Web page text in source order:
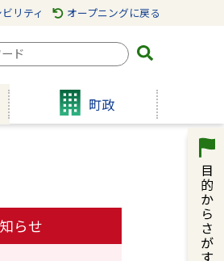
リティ オープニングに戻る
町政
らせ